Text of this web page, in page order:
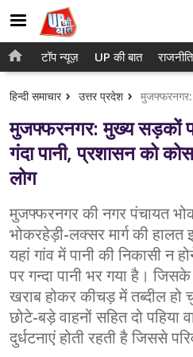
होम
टॉप न्यूज़
UP की बात
राजनीति
क्राइम
शिक्षा
वेब स्टोरी
टॉप न्यूज़ UP की बात राजनीति
हिन्दी समाचार उत्तर प्रदेश
मुजफ्फरनगर: मुख्य सड़कों
गंदा पानी, प्रशासन को
लोग
मुजफ्फरनगर की नगर पंचायत
भोकरहेड़ी-लक्सर मार्ग की हालत
यहां गांव में पानी की निकासी
पर गन्दा पानी भर गया है।
खराब होकर कीचड़ में तब्दील हो
छोटे-बड़े वाहनों सहित दो
दुर्धटनाएं होती रहती है जिससे
गाजियाबाद
लखनऊ
कानपुर
वाराणसी
आगरा
अयोध्या
अलीगढ़
मथुरा